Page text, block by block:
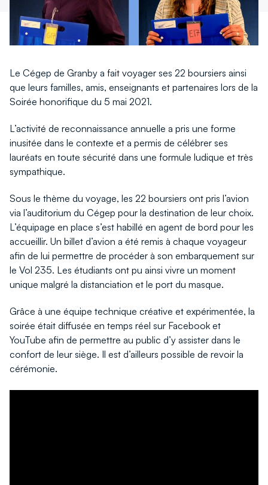
Le Cégep de Granby a fait voyager ses 22 boursiers ainsi
que leurs familles, amis, enseignants et partenaires lors de la
Soirée honorifique du 5 mai 2021.
L’activité de reconnaissance annuelle a pris une forme
inusitée dans le contexte et a permis de célébrer ses
lauréats en toute sécurité dans une formule ludique et très
sympathique.
Sous le thème du voyage, les 22 boursiers ont pris l’avion
via l’auditorium du Cégep pour la destination de leur choix.
L’équipage en place s’est habillé en agent de bord pour les
accueillir. Un billet d’avion a été remis à chaque voyageur
afin de lui permettre de procéder à son embarquement sur
le Vol 235. Les étudiants ont pu ainsi vivre un moment
unique malgré la distanciation et le port du masque.
Grâce à une équipe technique créative et expérimentée, la
soirée était diffusée en temps réel sur Facebook et
YouTube afin de permettre au public d’y assister dans le
confort de leur siège. Il est d’ailleurs possible de revoir la
cérémonie.